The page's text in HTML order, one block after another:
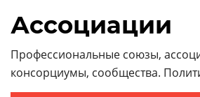
Ассоциации
Профессиональные союзы,
консорциумы, сообщества.